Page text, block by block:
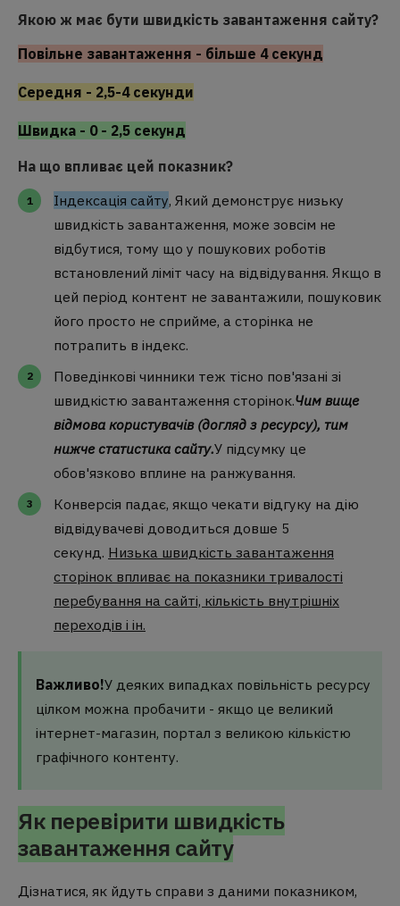
Якою ж має бути швидкість завантаження сайту?
Повільне завантаження - більше 4 секунд
Середня - 2,5-4 секунди
Швидка - 0 - 2,5 секунд
На що впливає цей показник?
Індексація сайту, Який демонструє низьку
швидкість завантаження, може зовсім не
відбутися, тому що у пошукових роботів
встановлений ліміт часу на відвідування. Якщо в
цей період контент не завантажили, пошуковик
його просто не сприйме, а сторінка не
потрапить в індекс.
Поведінкові чинники теж тісно пов'язані зі
швидкістю завантаження сторінок.Чим вище
відмова користувачів (догляд з ресурсу), тим
нижче статистика сайту.У підсумку це
обов'язково вплине на ранжування.
Конверсія падає, якщо чекати відгуку на дію
відвідувачеві доводиться довше 5
секунд. Низька швидкість завантаження
сторінок впливає на показники тривалості
перебування на сайті, кількість внутрішніх
переходів і ін.
Важливо!У деяких випадках повільність ресурсу
цілком можна пробачити - якщо це великий
інтернет-магазин, портал з великою кількістю
графічного контенту.
Як перевірити швидкість
завантаження сайту
Дізнатися, як йдуть справи з даними показником,